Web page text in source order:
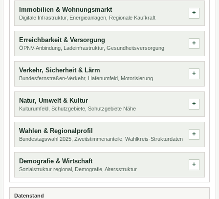
Immobilien & Wohnungsmarkt
Digitale Infrastruktur, Energieanlagen, Regionale Kaufkraft
Erreichbarkeit & Versorgung
ÖPNV-Anbindung, Ladeinfrastruktur, Gesundheitsversorgung
Verkehr, Sicherheit & Lärm
Bundesfernstraßen-Verkehr, Hafenumfeld, Motorisierung
Natur, Umwelt & Kultur
Kulturumfeld, Schutzgebiete, Schutzgebiete Nähe
Wahlen & Regionalprofil
Bundestagswahl 2025, Zweitstimmenanteile, Wahlkreis-Strukturdaten
Demografie & Wirtschaft
Sozialstruktur regional, Demografie, Altersstruktur
Datenstand